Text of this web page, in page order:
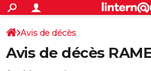
ACTUALITÉS
Politique
Société
Faits Divers
Education
Monde
Villes
+
SPORT
Coupe du monde 2026
Football
Tennis
Cyclisme
Rugby
Forum
Avis de décès
Avis de décès